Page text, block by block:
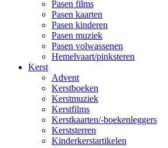
Pasen films
Pasen kaarten
Pasen kinderen
Pasen muziek
Pasen volwassenen
Hemelvaart/pinksteren
Kerst
Advent
Kerstboeken
Kerstmuziek
Kerstfilms
Kerstkaarten/-boekenleggers
Kerststerren
Kinderkerstartikelen